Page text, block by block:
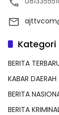
Kategori
BERITA
KABAR DAERAH
BERITA
BERITA